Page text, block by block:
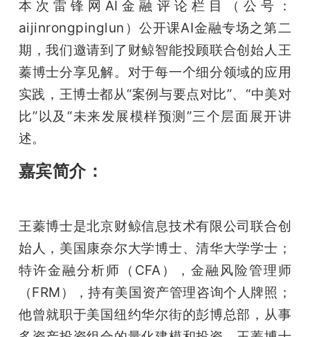
GAIR
专
题
搞
本次雷锋网AI金融评论栏目（公号：
aijinrongpinglun）公开课AI金融专场之第二
期，我们邀请到了财鲸智能投顾联合创始人王
蓁博士分享见解。对于每一个细分领域的应用
实践，王博士都从“案例与要点对比”、“中美对
比”以及“未来发展模样预测”三个层面展开讲
述。
嘉宾简介：
王蓁博士是北京财鲸信息技术有限公司联合创
始人，美国康奈尔大学博士、清华大学学士；
特许金融分析师（CFA），金融风险管理师
（FRM），持有美国资产管理咨询个人牌照；
他曾就职于美国纽约华尔街的彭博总部，从事